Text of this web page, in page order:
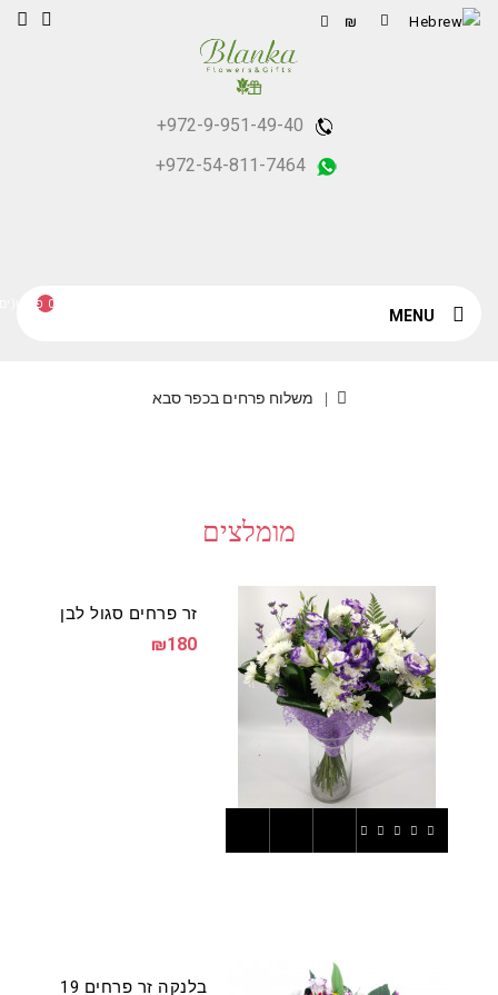
₪
+972-9-951-49-40
+972-54-811-7464
MENU
משלוח פרחים בכפר סבא
מומלצים
זר פרחים סגול לבן
₪180
בלנקה זר פרחים 19